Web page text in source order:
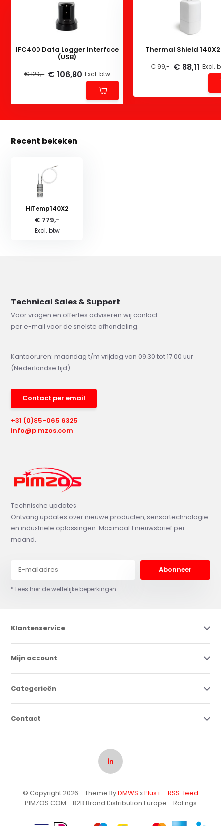
IFC400 Data Logger Interface
(USB)
€ 120,- € 106,80 Excl. btw
Thermal Shield
€ 99,- € 88,11 Excl.
Recent bekeken
HiTemp140X2
€ 779,-
Excl. btw
Technical Sales & Support
Voor vragen en offertes adviseren wij contact
per e-mail voor de snelste afhandeling.
Kantooruren: maandag t/m vrijdag van 09.30 tot 17.00 uur
(Nederlandse tijd)
Contact per email
+31 (0)85-065 6325
info@pimzos.com
Technische updates
Ontvang updates over nieuwe producten, sensortechnologie
en industriële oplossingen. Maximaal 1 nieuwsbrief per
maand.
Abonneer
* Lees hier de wettelijke beperkingen
Klantenservice
Mijn account
Categorieën
Contact
© Copyright 2026 - Theme ByDMWS xPlus+ - RSS-feed
PIMZOS.COM - B2B Brand Distribution Europe - Ratings